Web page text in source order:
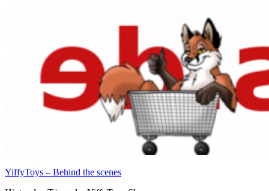
YiffyToys – Behind the scenes